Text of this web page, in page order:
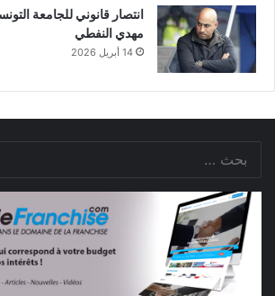
انتصار قانوني للجامعة
مهدي النفطي
14 أبريل 2026